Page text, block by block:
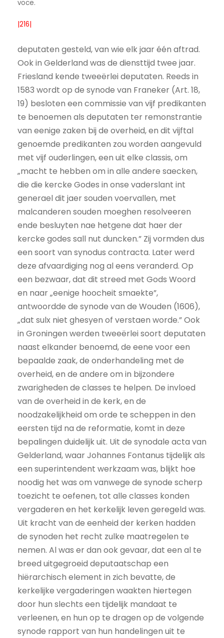
voce.
|216|
deputaten gesteld, van wie elk jaar één aftrad.
Ook in Gelderland was de diensttijd twee jaar.
Friesland kende tweeërlei deputaten. Reeds in
1583 wordt op de synode van Franeker (Art. 18,
19) besloten een commissie van vijf predikanten
te benoemen als deputaten ter remonstrantie
van eenige zaken bij de overheid, en dit vijftal
genoemde predikanten zou worden aangevuld
met vijf ouderlingen, een uit elke classis, om
„macht te hebben om in alle andere saecken,
die die kercke Godes in onse vaderslant int
generael dit jaer souden voervallen, met
malcanderen souden moeghen resolveeren
ende besluyten nae hetgene dat haer der
kercke godes sall nut duncken.” Zij vormden dus
een soort van synodus contracta. Later werd
deze afvaardiging nog al eens veranderd. Op
een bezwaar, dat dit streed met Gods Woord
en naar „eenige hoocheit smaekte”,
antwoordde de synode van de Wouden (1606),
„dat sulx niet ghesyen of verstaen worde.” Ook
in Groningen werden tweeërlei soort deputaten
naast elkander benoemd, de eene voor een
bepaalde zaak, de onderhandeling met de
overheid, en de andere om in bijzondere
zwarigheden de classes te helpen. De invloed
van de overheid in de kerk, en de
noodzakelijkheid om orde te scheppen in den
eersten tijd na de reformatie, komt in deze
bepalingen duidelijk uit. Uit de synodale acta van
Gelderland, waar Johannes Fontanus tijdelijk als
een superintendent werkzaam was, blijkt hoe
noodig het was om vanwege de synode scherp
toezicht te oefenen, tot alle classes konden
vergaderen en het kerkelijk leven geregeld was.
Uit kracht van de eenheid der kerken hadden
de synoden het recht zulke maatregelen te
nemen. Al was er dan ook gevaar, dat een al te
breed uitgegroeid deputaatschap een
hiërarchisch element in zich bevatte, de
kerkelijke vergaderingen waakten hiertegen
door hun slechts een tijdelijk mandaat te
verleenen, en hun op te dragen op de volgende
synode rapport van hun handelingen uit te